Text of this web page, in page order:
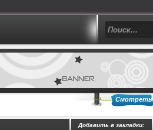
Смотреть
Добавить в закладки: